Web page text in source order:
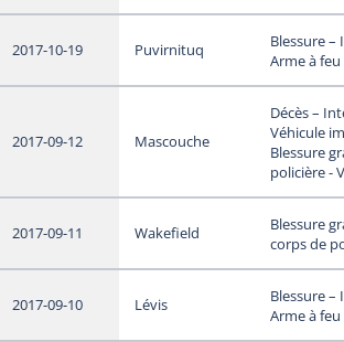
2017-10-19 Puvirnituq
Blessure
Arme à
2017-09-12 Mascouche
Décès –
Véhicule
Blessure
policière -
2017-09-11 Wakefield
Blessure
corps de
2017-09-10 Lévis
Blessure
Arme à